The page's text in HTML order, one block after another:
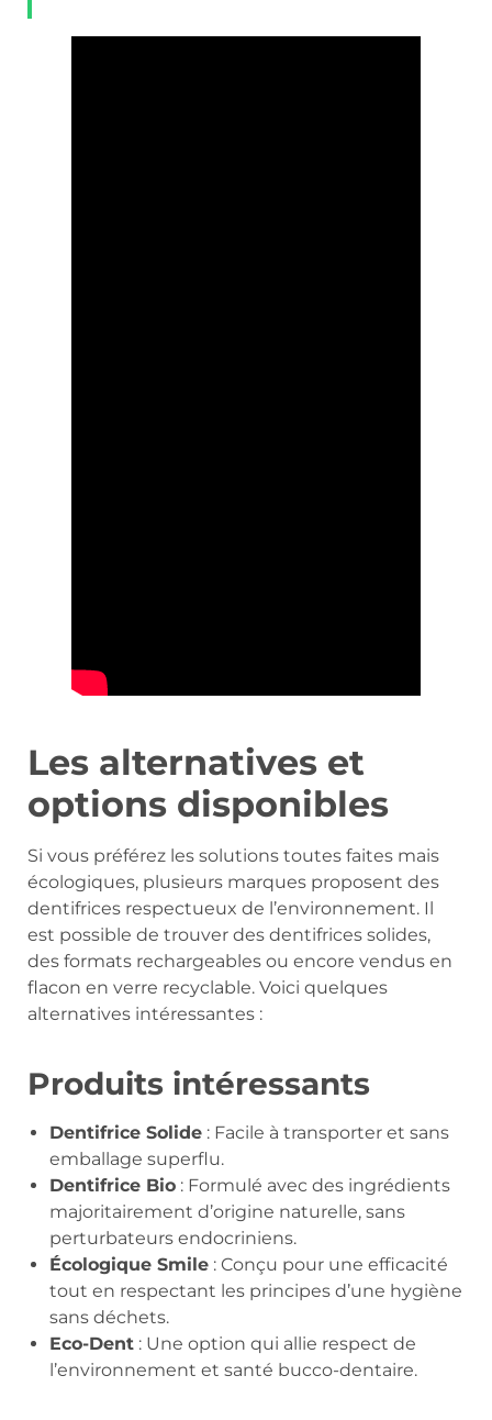
Les alternatives et
options disponibles
Si vous préférez les solutions toutes faites mais
écologiques, plusieurs marques proposent des
dentifrices respectueux de l’environnement. Il
est possible de trouver des dentifrices solides,
des formats rechargeables ou encore vendus en
flacon en verre recyclable. Voici quelques
alternatives intéressantes :
Produits intéressants
Dentifrice Solide : Facile à transporter et sans
emballage superflu.
Dentifrice Bio : Formulé avec des ingrédients
majoritairement d’origine naturelle, sans
perturbateurs endocriniens.
Écologique Smile : Conçu pour une efficacité
tout en respectant les principes d’une hygiène
sans déchets.
Eco-Dent : Une option qui allie respect de
l’environnement et santé bucco-dentaire.